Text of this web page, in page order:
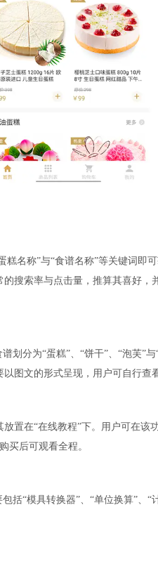
糕名称”与“食谱名称”等关键词即
搜索率与点击量，推算其喜好，
划分为“蛋糕”、“饼干”、“泡芙”
图文的形式呈现，用户可自行查
置在“在线教程”下。用户可在该
买后可观看全程。
括“模具转换器”、“单位换算”、